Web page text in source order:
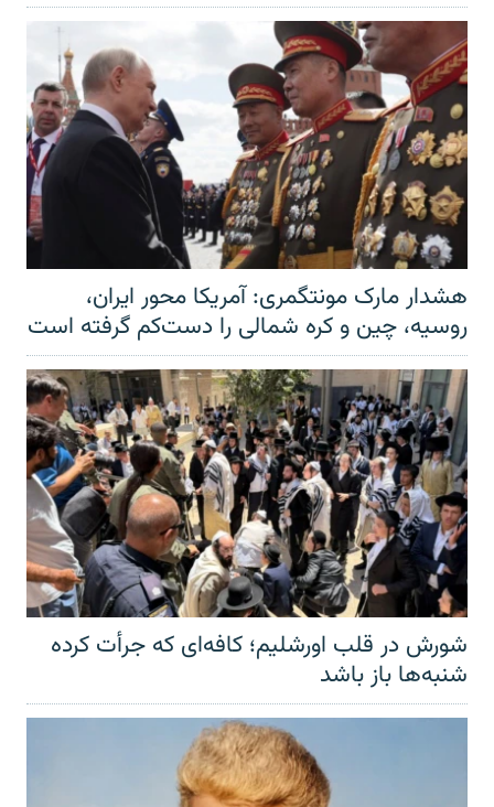
هشدار مارک مونتگمری: آمریکا محور ایران،
روسیه، چین و کره شمالی را دست‌کم گرفته است
شورش در قلب اورشلیم؛ کافه‌ای که جرأت کرده
شنبه‌ها باز باشد